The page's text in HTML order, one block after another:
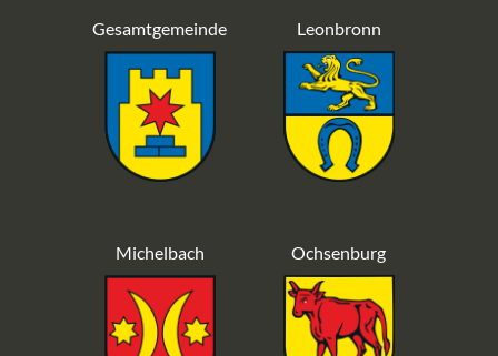
Gesamtgemeinde Leonbronn
Michelbach Ochsenburg